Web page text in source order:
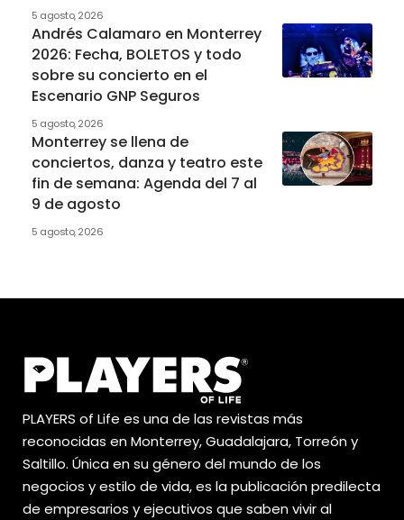
5 agosto, 2026
Andrés Calamaro en Monterrey
2026: Fecha, BOLETOS y todo
sobre su concierto en el
Escenario GNP Seguros
5 agosto, 2026
Monterrey se llena de
conciertos, danza y teatro este
fin de semana: Agenda del 7 al
9 de agosto
5 agosto, 2026
PLAYERS of Life es una de las revistas más
reconocidas en Monterrey, Guadalajara, Torreón y
Saltillo. Única en su género del mundo de los
negocios y estilo de vida, es la publicación predilecta
de empresarios y ejecutivos que saben vivir al